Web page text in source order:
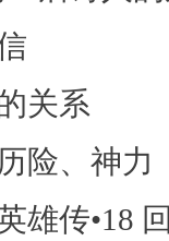
关系
险、神力
传•18